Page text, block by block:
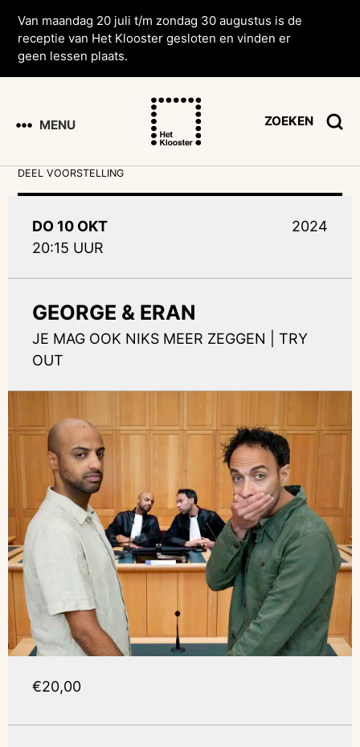
Van maandag 20 juli t/m zondag 30 augustus is de
receptie van Het Klooster gesloten en vinden er
geen lessen plaats.
MENU ZOEKEN
DEEL VOORSTELLING
DO 10 OKT
20:15 UUR
2024
GEORGE & ERAN
JE MAG OOK NIKS MEER ZEGGEN | TRY
OUT
€20,00